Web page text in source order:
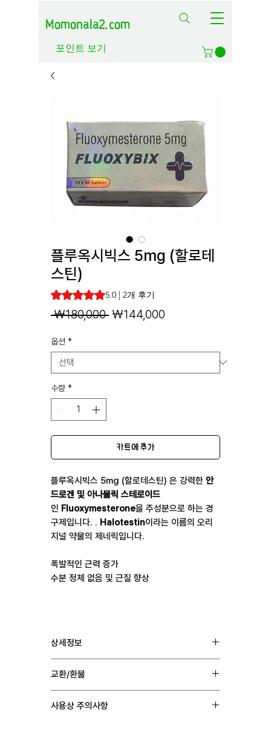
Momonala2.com
포인트 보기
플루옥시빅스 5mg (할로테
스틴)
2개의 후기 기준 5점 만점 중 5.0점
5.0 | 2개 후기
₩180,000 일₩144,000
옵션 *
수량 *
카트에 추가
플루옥시빅스 5mg (할로테스틴) 은 강력한 안
드로겐 및 아나볼릭 스테로이드
인 Fluoxymesterone을 주성분으로 하는 경
구제입니다. . Halotestin이라는 이름의 오리
지널 약물의 제네릭입니다.
폭발적인 근력 증가
수분 정체 없음 및 근질 향상
상세정보
제조 : GEBIX PHARMA
용법 : 1일 | 1회~3회 | 4정~10정 (개인차)
배송 : 인도 → 한국 (2주이내)
교환/환불
비용 없이 재발송해드립니다.
사용상 주의사항